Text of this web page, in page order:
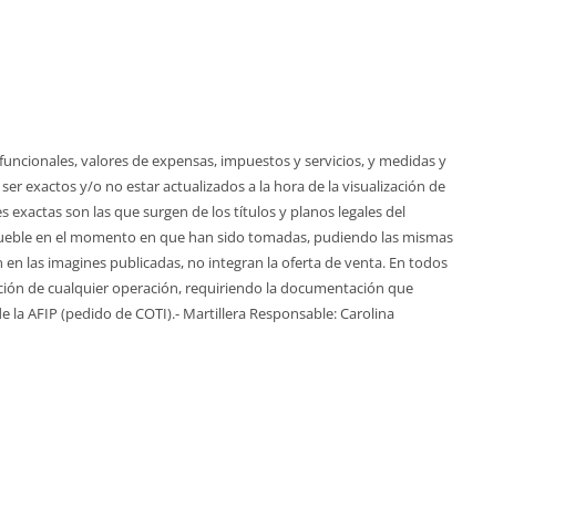
valores de expensas, impuestos y servicios, y medidas y
exactos y/o no estar actualizados a la hora de la visualización de
son las que surgen de los títulos y planos legales del
en el momento en que han sido tomadas, pudiendo las mismas
las imagines publicadas, no integran la oferta de venta. En todos
de cualquier operación, requiriendo la documentación que
AFIP (pedido de COTI).- Martillera Responsable: Carolina